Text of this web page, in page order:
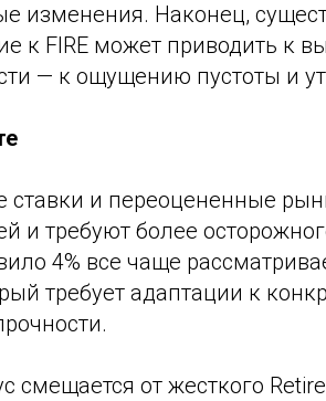
изменения. Наконец,
к FIRE может приводить к
— к ощущению пустоты и
ставки и переоцененные
и требуют более
4% все чаще
требует адаптации к
смещается от жесткого